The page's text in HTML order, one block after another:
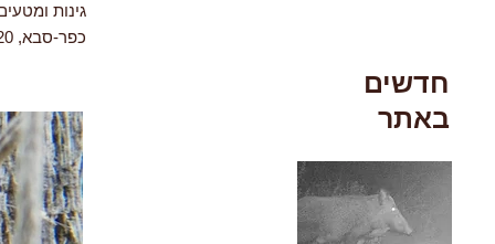
גינות
כפר-סבא, 4.2020
חדשים
באתר